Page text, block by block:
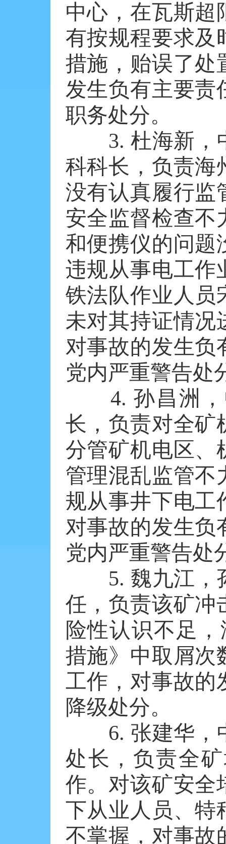
中心，在瓦斯超
有按规程要求及
措施，贻误了处
发生负有主要责
职务处分。
3. 杜海新，中
科科长，负责海
没有认真履行监
安全监督检查不
和便携仪的问题
违规从事电工作
铁法队作业人员
未对其持证情况
对事故的发生负
党内严重警告处
4. 孙昌洲，
长，负责对全矿
分管矿机电区、
管理混乱监管不
规从事井下电工
对事故的发生负
党内严重警告处
5. 魏九江，孙
任，负责该矿冲
险性认识不足
措施》中取屑次
工作，对事故的
降级处分。
6. 张建华，中
处长，负责全
作。对该矿安全
下从业人员、特
不掌握，对事故